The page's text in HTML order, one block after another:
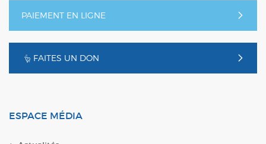
PAIEMENT EN LIGNE
FAITES UN DON
ESPACE MÉDIA